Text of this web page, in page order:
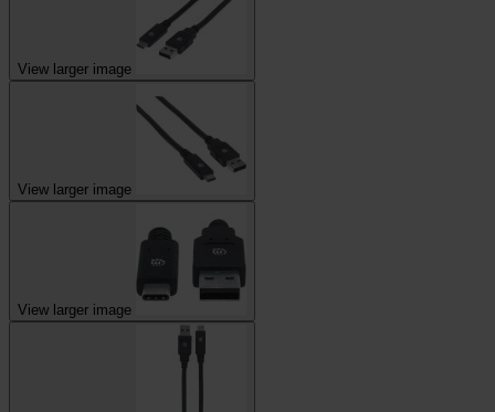
View larger image
View larger image
View larger image